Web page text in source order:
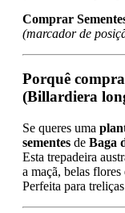
Comprar
(marcador de
Porquê
(Billardiera
Se queres uma
sementes de Baga
Esta trepadeira
a maçã, belas
Perfeita para